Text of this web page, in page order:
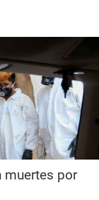
muertes por